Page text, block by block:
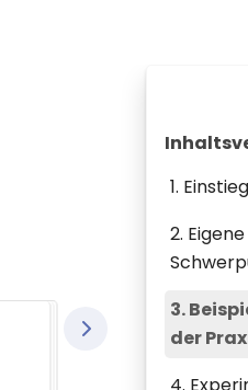
1.
2.
3.
der
Direkt zu